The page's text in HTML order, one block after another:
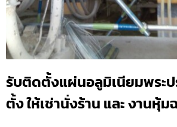
รับติดตั้งแผ่นอลูมิเนียมพระ
ตั้ง ให้เช่านั่งร้าน และ งานหุ้